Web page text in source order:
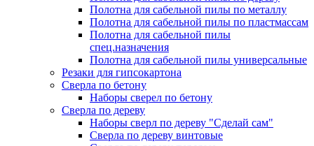
Полотна для сабельной пилы по металлу
Полотна для сабельной пилы по пластмассам
Полотна для сабельной пилы
спец.назначения
Полотна для сабельной пилы универсальные
Резаки для гипсокартона
Сверла по бетону
Наборы сверел по бетону
Сверла по дереву
Наборы сверл по дереву "Сделай сам"
Сверла по дереву винтовые